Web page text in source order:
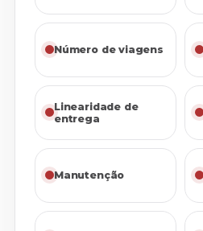
Número de viagens
Linearidade de
entrega
Manutenção